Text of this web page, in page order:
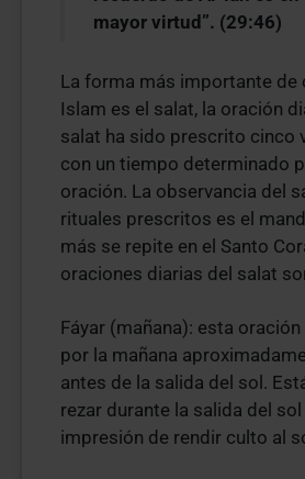
mayor virtud”. (29:46)
La forma más importante de
Islam es el salat, la oración
salat ha sido prescrito cinco
con un tiempo determinado
oración. La observancia del
rituales prescritos es el
más se repite en el Santo
oraciones diarias del salat
Fáyar (mañana): esta
por la mañana
antes de la salida del sol.
rezar durante la salida del
impresión de rendir culto al